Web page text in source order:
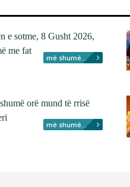
e sotme, 8 Gusht 2026,
me fat
më shumë...
orë mund të rrisë
më shumë...